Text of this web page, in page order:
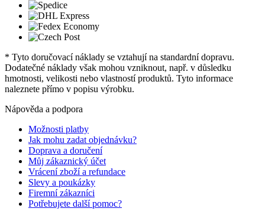
* Tyto doručovací náklady se vztahují na standardní dopravu.
Dodatečné náklady však mohou vzniknout, např. v důsledku
hmotnosti, velikosti nebo vlastností produktů. Tyto informace
naleznete přímo v popisu výrobku.
Nápověda a podpora
Možnosti platby
Jak mohu zadat objednávku?
Doprava a doručení
Můj zákaznický účet
Vrácení zboží a refundace
Slevy a poukázky
Firemní zákazníci
Potřebujete další pomoc?